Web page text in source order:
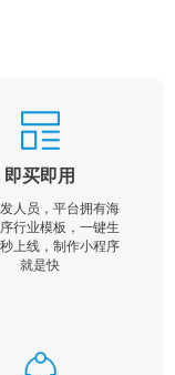
即买即用
人员，平台拥有海
行业模板，一键生
上线，制作小程序
就是快